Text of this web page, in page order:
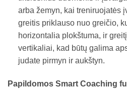
arba žemyn, kai treniruojatės
greitis priklauso nuo greičio,
horizontalia plokštuma, ir
vertikaliai, kad būtų galima
judate pirmyn ir aukštyn.
Papildomos Smart Coaching